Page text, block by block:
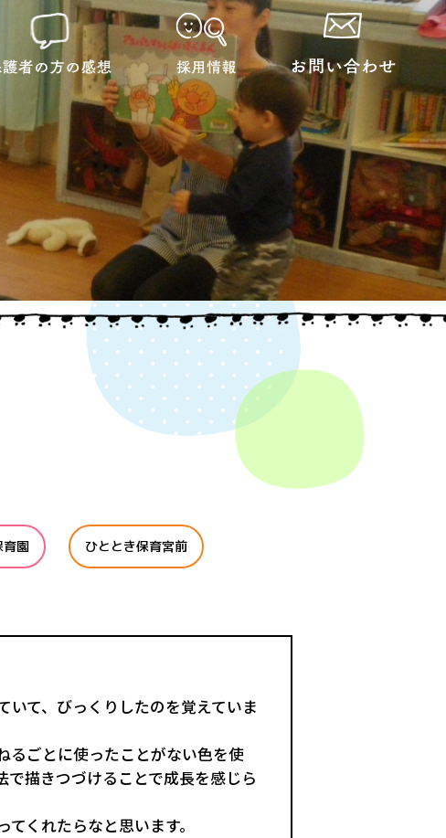
育園 ひととき保育宮前
て、びっくりしたのを覚えていま
るごとに使ったことがない色を使
描きつづけることで成長を感じら
くれたらなと思います。